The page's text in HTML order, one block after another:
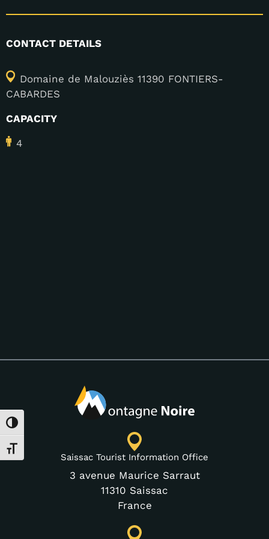
Toggle High Contrast
Toggle Font size
CONTACT DETAILS
Domaine de Malouziès 11390 FONTIERS-
CABARDES
CAPACITY
4
Saissac Tourist Information Office
3 avenue Maurice Sarraut
11310 Saissac
France